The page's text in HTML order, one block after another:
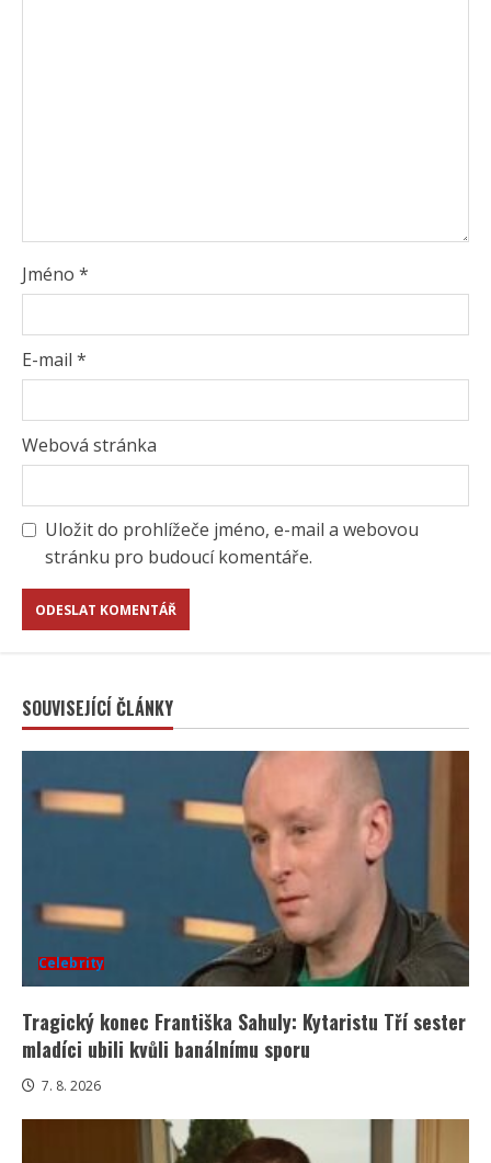
Jméno *
E-mail *
Webová stránka
Uložit do prohlížeče jméno, e-mail a webovou
stránku pro budoucí komentáře.
SOUVISEJÍCÍ ČLÁNKY
Celebrity
Tragický konec Františka Sahuly: Kytaristu Tří sester
mladíci ubili kvůli banálnímu sporu
7. 8. 2026